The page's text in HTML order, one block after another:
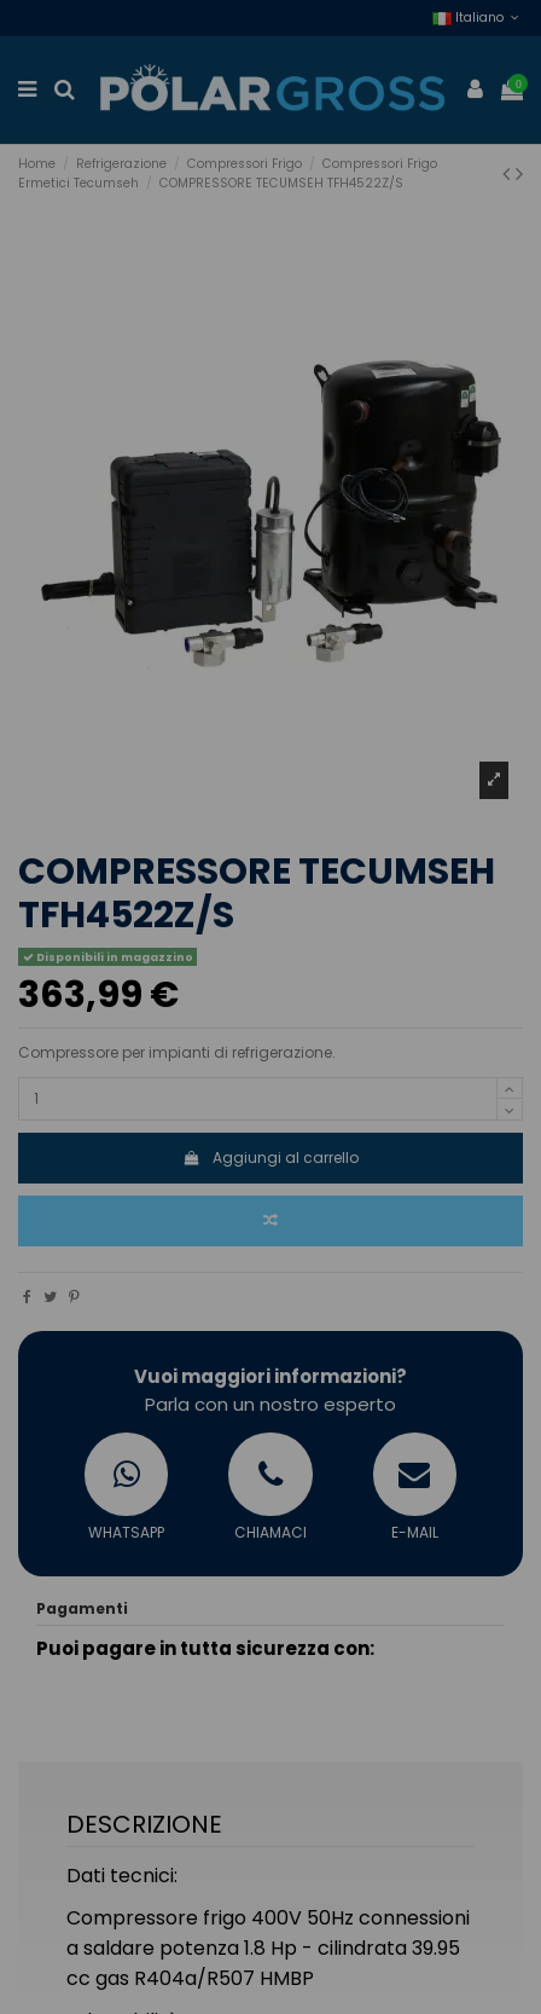
Italiano
0
Home Refrigerazione Compressori Frigo
Compressori Frigo
Ermetici Tecumseh
COMPRESSORE TECUMSEH TFH4522Z/S
COMPRESSORE TECUMSEH
TFH4522Z/S
Disponibili in magazzino
363,99 €
Compressore per impianti di refrigerazione.
Aggiungi al carrello
Vuoi maggiori informazioni?
Parla con un nostro esperto
WHATSAPP CHIAMACI E-MAIL
Pagamenti
Puoi pagare in tutta sicurezza con:
DESCRIZIONE
Dati tecnici:
Compressore frigo 400V 50Hz connessioni
a saldare potenza 1.8 Hp - cilindrata 39.95
cc gas R404a/R507 HMBP